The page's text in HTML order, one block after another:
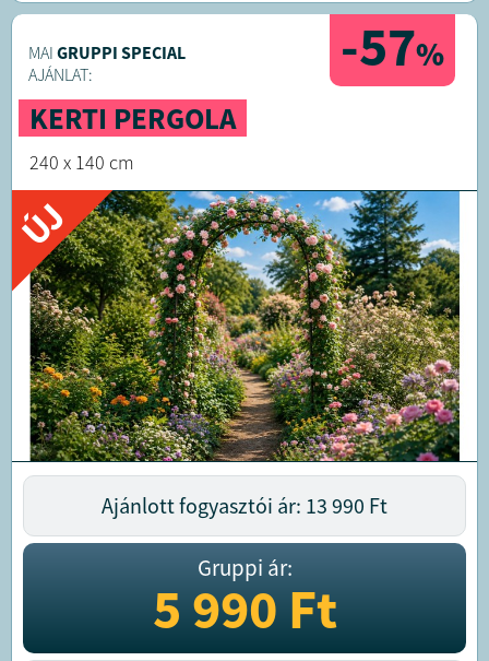
-57%
MAI GRUPPI SPECIAL
AJÁNLAT:
KERTI PERGOLA
240 x 140 cm
ÚJ
Ajánlott fogyasztói ár: 13 990 Ft
Gruppi ár:
5 990Ft